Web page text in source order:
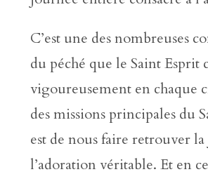
C’est une des nombreuses
du péché que le Saint Esprit
vigoureusement en chaque
des missions principales du
est de nous faire retrouver
l’adoration véritable. Et en